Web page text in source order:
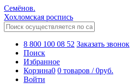
Семёнов.
Хохломская роспись
8 800 100 08 52 Заказать звонок
Поиск
Избранное
Корзина0 0 товаров /0руб.
Войти